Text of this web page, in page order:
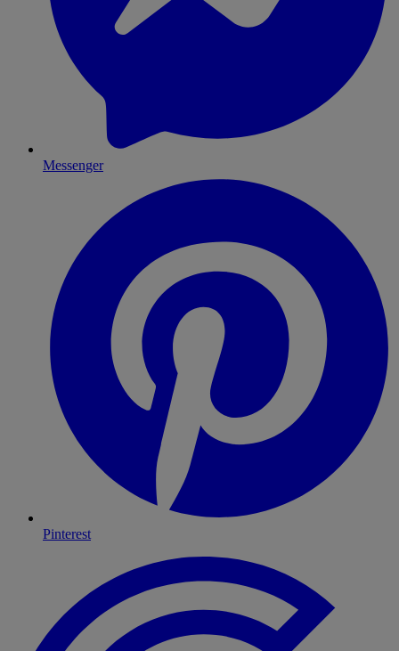
Messenger
Pinterest